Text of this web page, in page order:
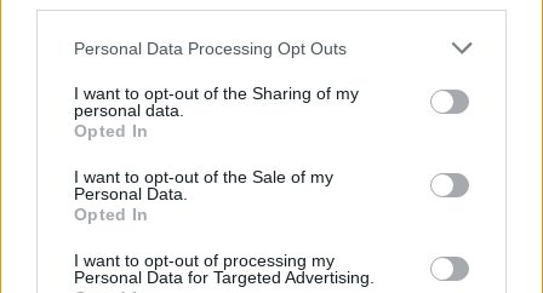
Please note that this website/app uses one or more Google
not limited to your visit or usage behaviour. You may click to
grant or deny consent to Google and its third-party tags to
use your data for below specified purposes in below Google
consent section.
Personal Data Processing Opt Outs
I want to opt-out of the Sharing of my
personal data.
Opted In
I want to opt-out of the Sale of my
Personal Data.
Opted In
I want to opt-out of processing my
Personal Data for Targeted Advertising.
556. Mint falat kenyér
2016. szeptember 30.
mégis. Mert valahogy furcsa az időzítése. Nem